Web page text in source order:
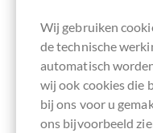
Wij gebruiken
de technische
automatisch
wij ook cookies die
bij ons voor u
ons bijvoorbeeld